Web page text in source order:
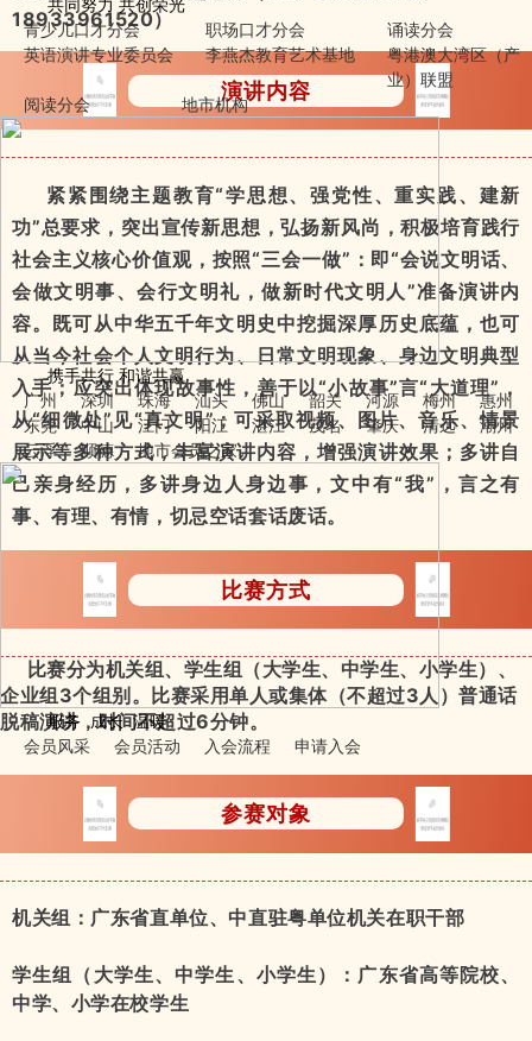
青少儿口才分会
职场口才分会
诵读分会
英语演讲专业委员会
李燕杰教育艺术基地
粤港澳大湾区（产
业）联盟
阅读分会
地市机构
携手共行 和谐共赢
广州
深圳 珠海 汕头 佛山 韶关 河源 梅州
惠州
东莞
中山 江门 阳江 湛江 茂名 肇庆 清远
潮州
云浮
顺德 地市会员之家
服务 成长 温暖
会员风采
会员活动 入会流程 申请入会
18933961520）
演讲内容
紧紧围绕主题教育“学思想、强党性、重实践、建新
功”总要求，突出宣传新思想，弘扬新风尚，积极培育践行
社会主义核心价值观，按照“三会一做”：即“会说文明话、
会做文明事、会行文明礼，做新时代文明人”准备演讲内
容。既可从中华五千年文明史中挖掘深厚历史底蕴，也可
从当今社会个人文明行为、日常文明现象、身边文明典型
入手；应突出体现故事性，善于以“小故事”言“大道理”，
从“细微处”见“真文明”；可采取视频、图片、音乐、情景
展示等多种方式，丰富演讲内容，增强演讲效果；多讲自
己亲身经历，多讲身边人身边事，文中有“我”，言之有
事、有理、有情，切忌空话套话废话。
比赛方式
比赛分为机关组、学生组（大学生、中学生、小学生）、
企业组3个组别。比赛采用单人或集体（不超过3人）普通话
脱稿演讲，时间不超过6分钟。
参赛对象
机关组：广东省直单位、中直驻粤单位机关在职干部
学生组（大学生、中学生、小学生）：广东省高等院校、
中学、小学在校学生